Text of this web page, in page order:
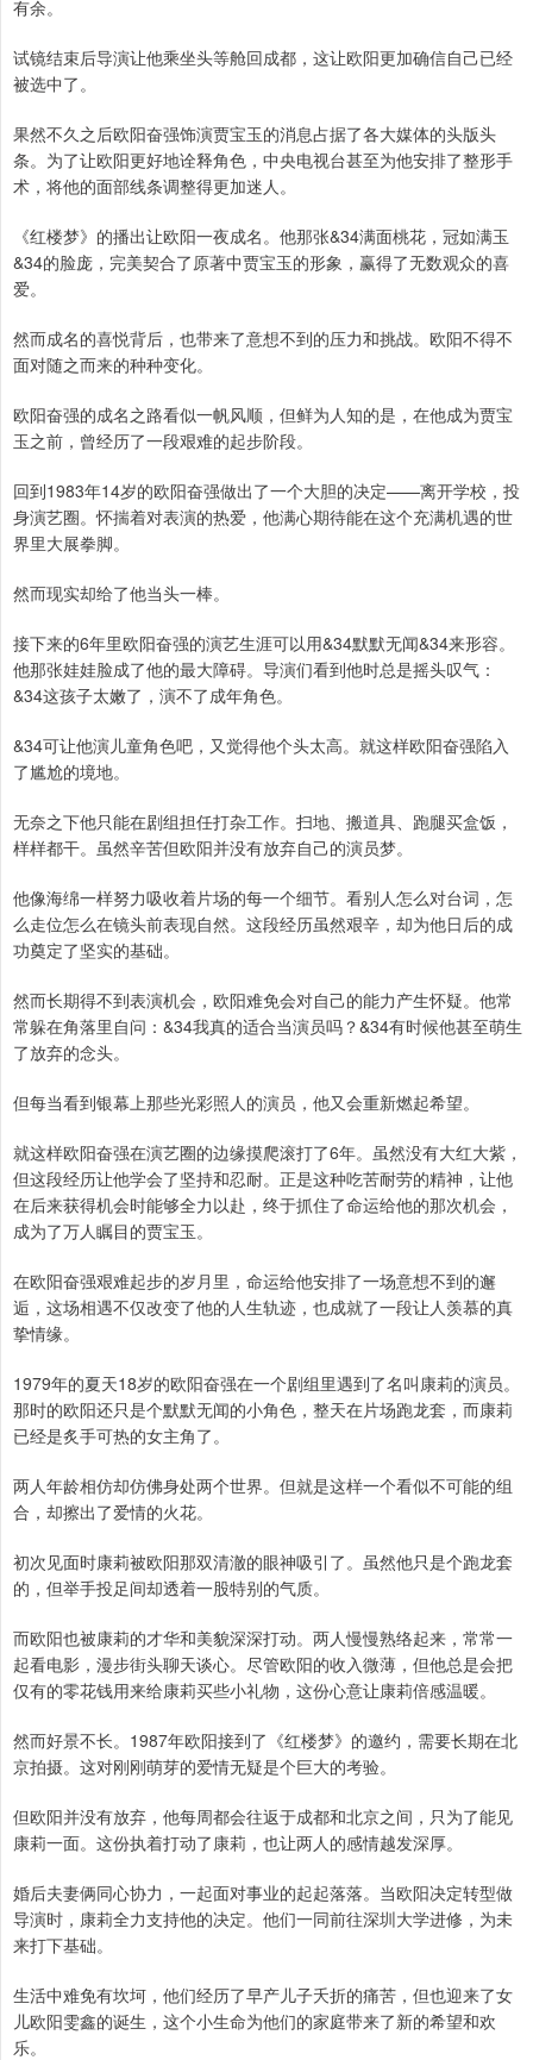
有余。
试镜结束后导演让他乘坐头等舱回成都，这让欧阳更加确信自己已经
被选中了。
果然不久之后欧阳奋强饰演贾宝玉的消息占据了各大媒体的头版头
条。为了让欧阳更好地诠释角色，中央电视台甚至为他安排了整形手
术，将他的面部线条调整得更加迷人。
《红楼梦》的播出让欧阳一夜成名。他那张&34满面桃花，冠如满玉
&34的脸庞，完美契合了原著中贾宝玉的形象，赢得了无数观众的喜
爱。
然而成名的喜悦背后，也带来了意想不到的压力和挑战。欧阳不得不
面对随之而来的种种变化。
欧阳奋强的成名之路看似一帆风顺，但鲜为人知的是，在他成为贾宝
玉之前，曾经历了一段艰难的起步阶段。
回到1983年14岁的欧阳奋强做出了一个大胆的决定——离开学校，投
身演艺圈。怀揣着对表演的热爱，他满心期待能在这个充满机遇的世
界里大展拳脚。
然而现实却给了他当头一棒。
接下来的6年里欧阳奋强的演艺生涯可以用&34默默无闻&34来形容。
他那张娃娃脸成了他的最大障碍。导演们看到他时总是摇头叹气：
&34这孩子太嫩了，演不了成年角色。
&34可让他演儿童角色吧，又觉得他个头太高。就这样欧阳奋强陷入
了尴尬的境地。
无奈之下他只能在剧组担任打杂工作。扫地、搬道具、跑腿买盒饭，
样样都干。虽然辛苦但欧阳并没有放弃自己的演员梦。
他像海绵一样努力吸收着片场的每一个细节。看别人怎么对台词，怎
么走位怎么在镜头前表现自然。这段经历虽然艰辛，却为他日后的成
功奠定了坚实的基础。
然而长期得不到表演机会，欧阳难免会对自己的能力产生怀疑。他常
常躲在角落里自问：&34我真的适合当演员吗？&34有时候他甚至萌生
了放弃的念头。
但每当看到银幕上那些光彩照人的演员，他又会重新燃起希望。
就这样欧阳奋强在演艺圈的边缘摸爬滚打了6年。虽然没有大红大紫，
但这段经历让他学会了坚持和忍耐。正是这种吃苦耐劳的精神，让他
在后来获得机会时能够全力以赴，终于抓住了命运给他的那次机会，
成为了万人瞩目的贾宝玉。
在欧阳奋强艰难起步的岁月里，命运给他安排了一场意想不到的邂
逅，这场相遇不仅改变了他的人生轨迹，也成就了一段让人羡慕的真
挚情缘。
1979年的夏天18岁的欧阳奋强在一个剧组里遇到了名叫康莉的演员。
那时的欧阳还只是个默默无闻的小角色，整天在片场跑龙套，而康莉
已经是炙手可热的女主角了。
两人年龄相仿却仿佛身处两个世界。但就是这样一个看似不可能的组
合，却擦出了爱情的火花。
初次见面时康莉被欧阳那双清澈的眼神吸引了。虽然他只是个跑龙套
的，但举手投足间却透着一股特别的气质。
而欧阳也被康莉的才华和美貌深深打动。两人慢慢熟络起来，常常一
起看电影，漫步街头聊天谈心。尽管欧阳的收入微薄，但他总是会把
仅有的零花钱用来给康莉买些小礼物，这份心意让康莉倍感温暖。
然而好景不长。1987年欧阳接到了《红楼梦》的邀约，需要长期在北
京拍摄。这对刚刚萌芽的爱情无疑是个巨大的考验。
但欧阳并没有放弃，他每周都会往返于成都和北京之间，只为了能见
康莉一面。这份执着打动了康莉，也让两人的感情越发深厚。
婚后夫妻俩同心协力，一起面对事业的起起落落。当欧阳决定转型做
导演时，康莉全力支持他的决定。他们一同前往深圳大学进修，为未
来打下基础。
生活中难免有坎坷，他们经历了早产儿子夭折的痛苦，但也迎来了女
儿欧阳雯鑫的诞生，这个小生命为他们的家庭带来了新的希望和欢
乐。